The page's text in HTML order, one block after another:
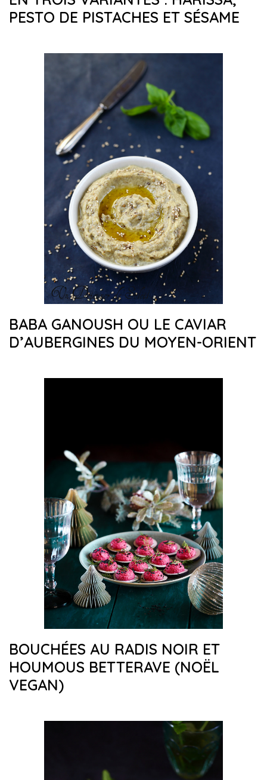
PESTO DE PISTACHES ET SÉSAME
BABA GANOUSH OU LE CAVIAR
D’AUBERGINES DU MOYEN-ORIENT
BOUCHÉES AU RADIS NOIR ET
HOUMOUS BETTERAVE (NOËL
VEGAN)